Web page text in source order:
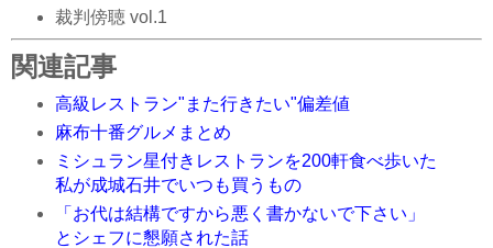
裁判傍聴 vol.1
関連記事
高級レストラン"また行きたい"偏差値
麻布十番グルメまとめ
ミシュラン星付きレストランを200軒食べ歩いた
私が成城石井でいつも買うもの
「お代は結構ですから悪く書かないで下さい」
とシェフに懇願された話